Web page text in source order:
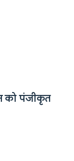
को पंजीकृत